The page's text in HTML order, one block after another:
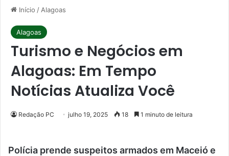
Início / Alagoas
Alagoas
Turismo e Negócios em
Alagoas: Em Tempo
Notícias Atualiza Você
Redação PC julho 19, 2025 18 1 minuto de leitura
Polícia prende suspeitos armados em Maceió e